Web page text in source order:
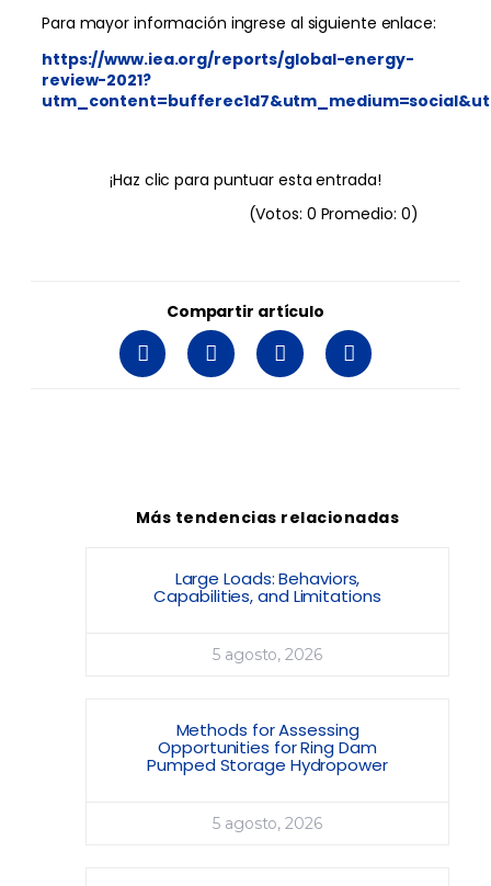
Para mayor información ingrese al siguiente enlace:
https://www.iea.org/reports/global-energy-
review-2021?
¡Haz clic para puntuar esta entrada!
(Votos: 0 Promedio: 0)
Compartir artículo
Más tendencias relacionadas
Large Loads: Behaviors,
Capabilities, and Limitations
5 agosto, 2026
Methods for Assessing
Opportunities for Ring Dam
Pumped Storage Hydropower
5 agosto, 2026